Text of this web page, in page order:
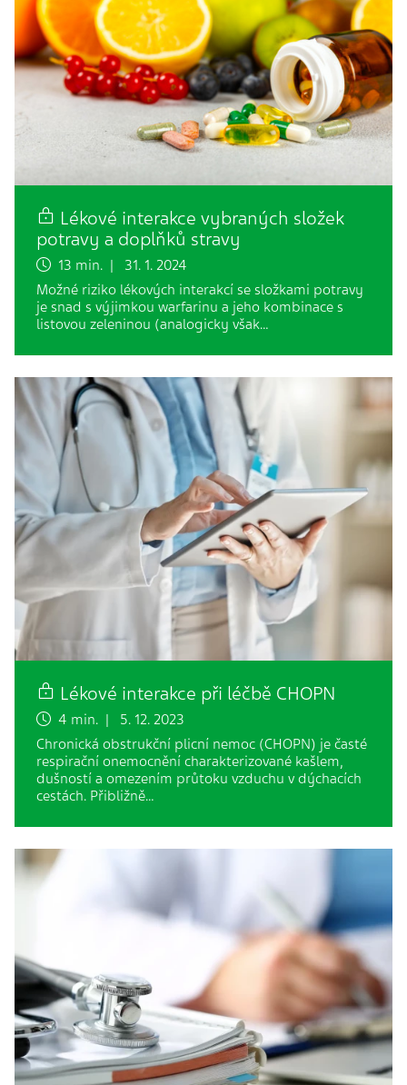
Lékové interakce vybraných složek
potravy a doplňků stravy
13 min. | 31. 1. 2024
Možné riziko lékových interakcí se složkami potravy
je snad s výjimkou warfarinu a jeho kombinace s
listovou zeleninou (analogicky však…
Lékové interakce při léčbě CHOPN
4 min. | 5. 12. 2023
Chronická obstrukční plicní nemoc (CHOPN) je časté
respirační onemocnění charakterizované kašlem,
dušností a omezením průtoku vzduchu v dýchacích
cestách. Přibližně…